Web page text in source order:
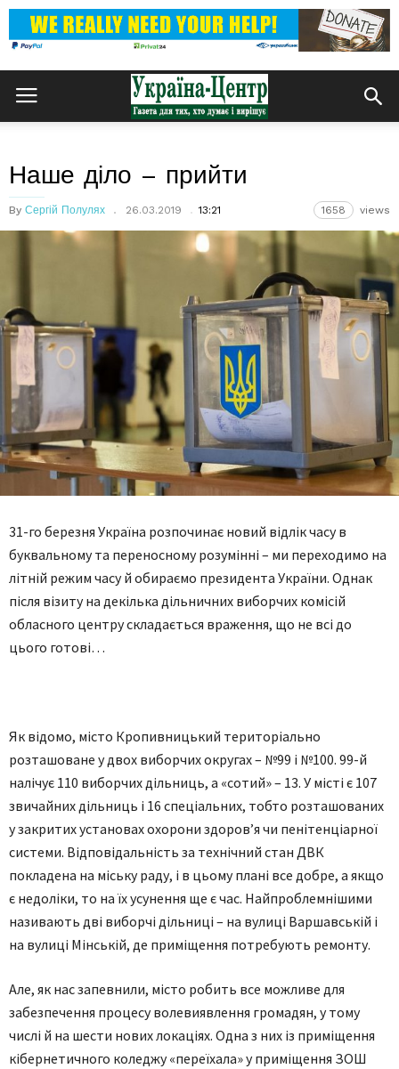
Наше діло – прийти
By Сергій Полулях 26.03.2019 13:21 1658 views
31-го березня Україна розпочинає новий відлік часу в
буквальному та переносному розумінні – ми переходимо на
літній режим часу й обираємо президента України. Однак
після візиту на декілька дільничних виборчих комісій
обласного центру складається враження, що не всі до
цього готові…
Як відомо, місто Кропивницький територіально
розташоване у двох виборчих округах – №99 і №100. 99-й
налічує 110 виборчих дільниць, а «сотий» – 13. У місті є 107
звичайних дільниць і 16 спеціальних, тобто розташованих
у закритих установах охорони здоров’я чи пенітенціарної
системи. Відповідальність за технічний стан ДВК
покладена на міську раду, і в цьому плані все добре, а якщо
є недоліки, то на їх усунення ще є час. Найпроблемнішими
називають дві виборчі дільниці – на вулиці Варшавській і
на вулиці Мінській, де приміщення потребують ремонту.
Але, як нас запевнили, місто робить все можливе для
забезпечення процесу волевиявлення громадян, у тому
числі й на шести нових локаціях. Одна з них із приміщення
кібернетичного коледжу «переїхала» у приміщення ЗОШ